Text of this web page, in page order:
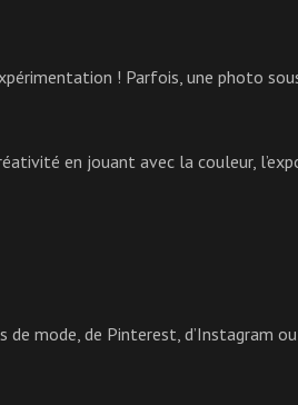
! Parfois, une photo
en jouant avec la couleur,
mode, de Pinterest, d’Instagram